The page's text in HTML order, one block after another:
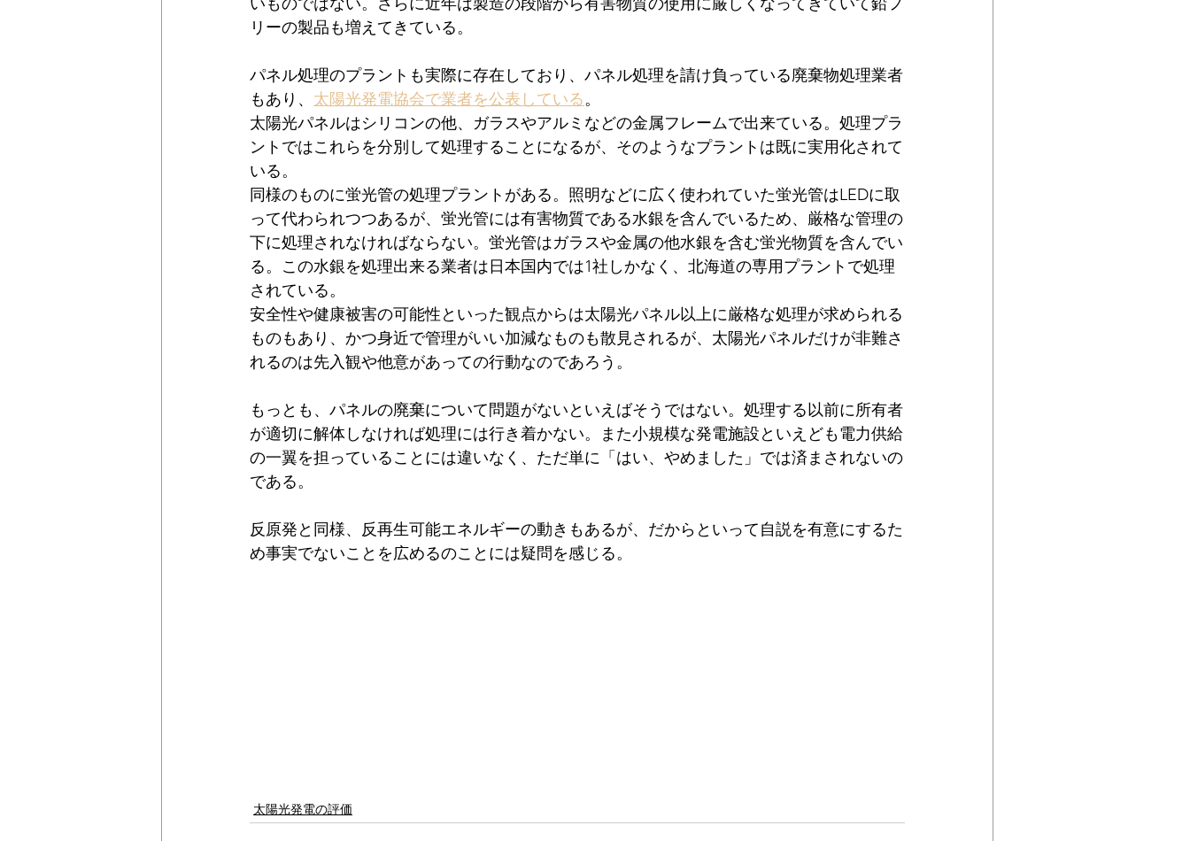
リーの製品も増えてきている。
パネル処理のプラントも実際に存在しており、パネル処理を請け負っている廃棄物処理業者
もあり、 太陽光発電協会で業者を公表している。
太陽光パネルはシリコンの他、ガラスやアルミなどの金属フレームで出来ている。処理プラ
ントではこれらを分別して処理することになるが、そのようなプラントは既に実用化されて
いる。
同様のものに蛍光管の処理プラントがある。照明などに広く使われていた蛍光管はLEDに取
って代わられつつあるが、蛍光管には有害物質である水銀を含んでいるため、厳格な管理の
下に処理されなければならない。蛍光管はガラスや金属の他水銀を含む蛍光物質を含んでい
る。この水銀を処理出来る業者は日本国内では1社しかなく、北海道の専用プラントで処理
されている。
安全性や健康被害の可能性といった観点からは太陽光パネル以上に厳格な処理が求められる
ものもあり、かつ身近で管理がいい加減なものも散見されるが、太陽光パネルだけが非難さ
れるのは先入観や他意があっての行動なのであろう。
もっとも、パネルの廃棄について問題がないといえばそうではない。処理する以前に所有者
が適切に解体しなければ処理には行き着かない。また小規模な発電施設といえども電力供給
の一翼を担っていることには違いなく、ただ単に「はい、やめました」では済まされないの
である。
反原発と同様、反再生可能エネルギーの動きもあるが、だからといって自説を有意にするた
め事実でないことを広めるのことには疑問を感じる。
太陽光発電の評価